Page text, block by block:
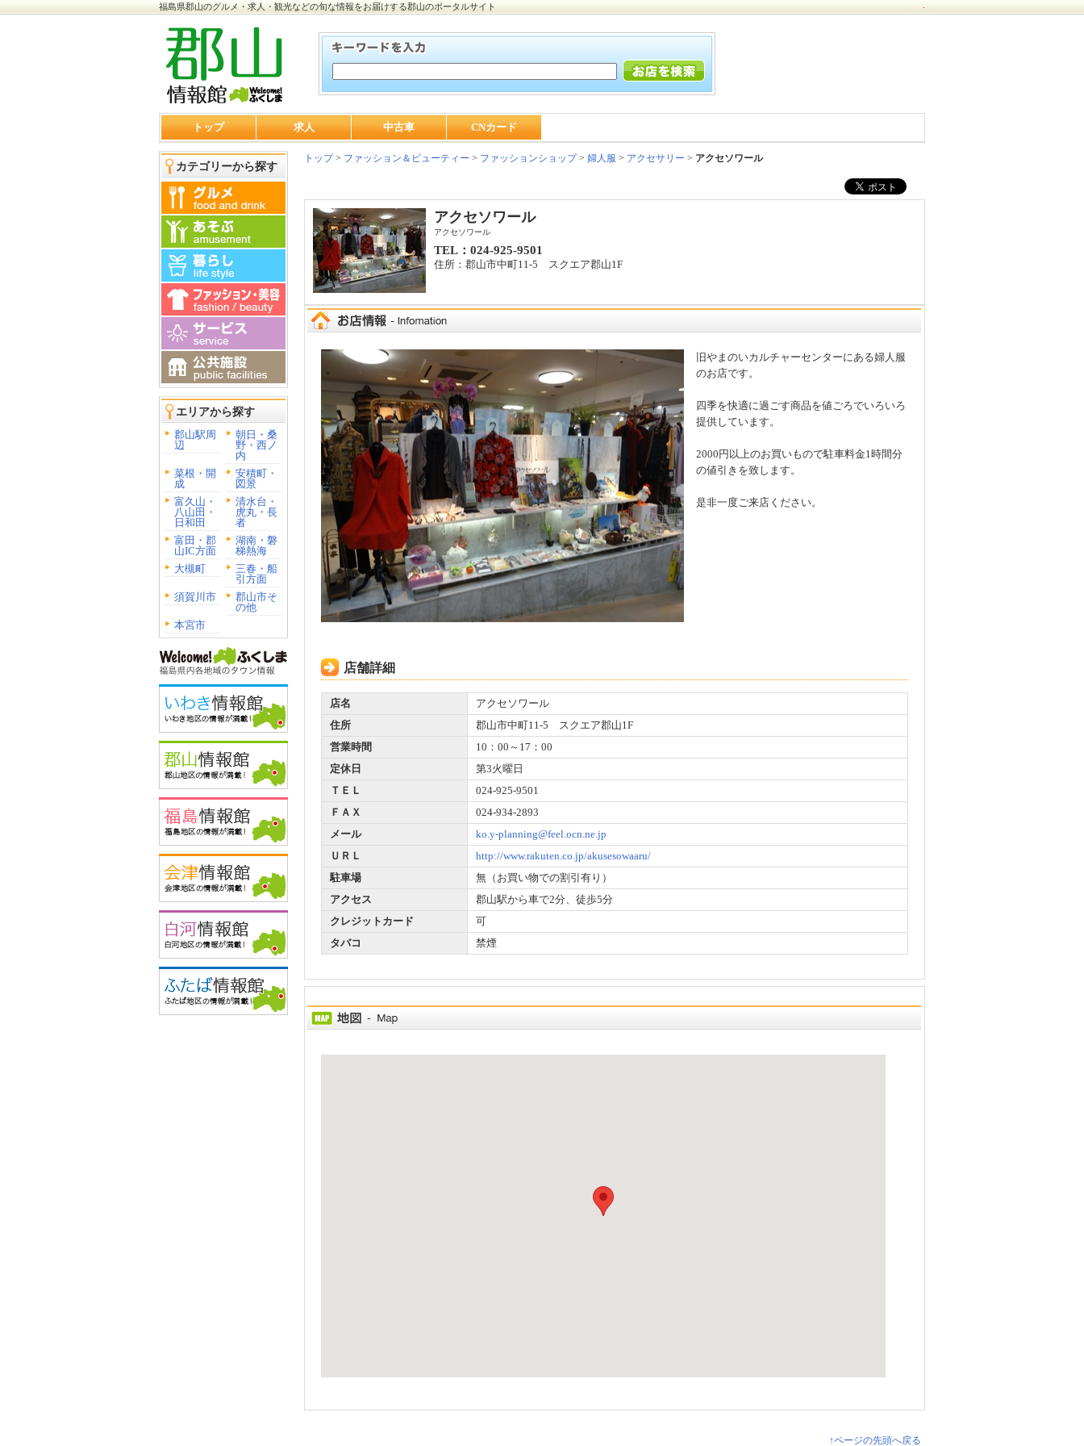
福島県郡山のグルメ・求人・観光などの旬な情報をお届けする郡山のポータルサイト
トップ 求人 中古車 CNカード
カテゴリーから探す
エリアから探す
郡山駅周
辺
朝日・桑
野・西ノ
内
菜根・開
成
安積町・
図景
富久山・
八山田・
日和田
清水台・
虎丸・長
者
富田・郡
山IC方面
湖南・磐
梯熱海
大槻町
三春・船
引方面
須賀川市
郡山市そ
の他
本宮市
トップ> ファッション＆ビューティー > ファッションショップ> 婦人服 > アクセサリー > アクセソワール
アクセソワール
アクセソワール
TEL：024-925-9501
住所：郡山市中町11-5 スクエア郡山1F
旧やまのいカルチャーセンターにある婦人服
のお店です。
四季を快適に過ごす商品を値ごろでいろいろ
提供しています。
2000円以上のお買いもので駐車料金1時間分
の値引きを致します。
是非一度ご来店ください。
店舗詳細
店名
アクセソワール
住所
郡山市中町11-5 スクエア郡山1F
営業時間
10：00～17：00
定休日
第3火曜日
ＴＥＬ
024-925-9501
ＦＡＸ
024-934-2893
メール
ko.y-planning@feel.ocn.ne.jp
ＵＲＬ
http://www.rakuten.co.jp/akusesowaaru/
駐車場
無（お買い物での割引有り）
アクセス
郡山駅から車で2分、徒歩5分
クレジットカード
可
タバコ
禁煙
↑ページの先頭へ戻る